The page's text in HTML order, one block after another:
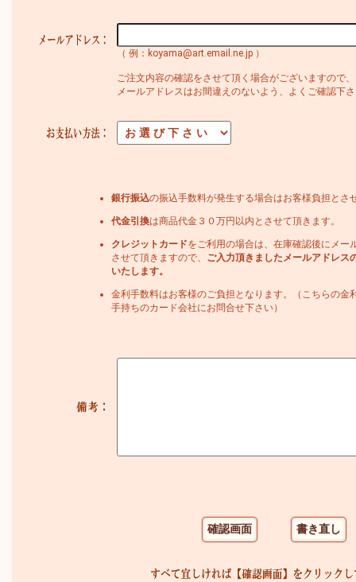
（ 例：koyama@art.email.ne.jp ）
ご注文内容の確認をさせて頂く場合がございますので、
メールアドレスはお間違えのないよう、よくご確認下
銀行振込の振込手数料が発生する場合はお客様負担とさ
代金引換は商品代金３０万円以内とさせて頂きます。
クレジットカードをご利用の場合は、在庫確認後にメー
させて頂きますので、
ご入力頂きましたメールアドレス
いたします。
金利手数料はお客様のご負担となります。（こちらの金
手持ちのカード会社にお問合せ下さい）